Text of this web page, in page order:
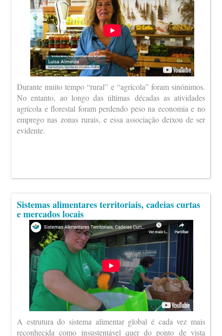
Durante muito tempo “rural” e “agrícola” foram sinónimos.
No entanto, ao longo das últimas décadas as atividades
agrícola e florestal foram perdendo peso na economia e no
emprego nas zonas rurais, e essa associação deixou de ser
evidente.
Sistemas alimentares territoriais, cadeias curtas
e mercados locais
A estrutura do sistema alimentar global é cada vez mais
reconhecida como insustentável quer do ponto de vista